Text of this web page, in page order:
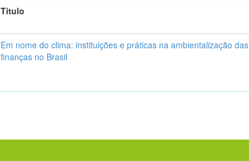
Título
Em nome do clima: instituições e práticas na ambientalização das
finanças no Brasil